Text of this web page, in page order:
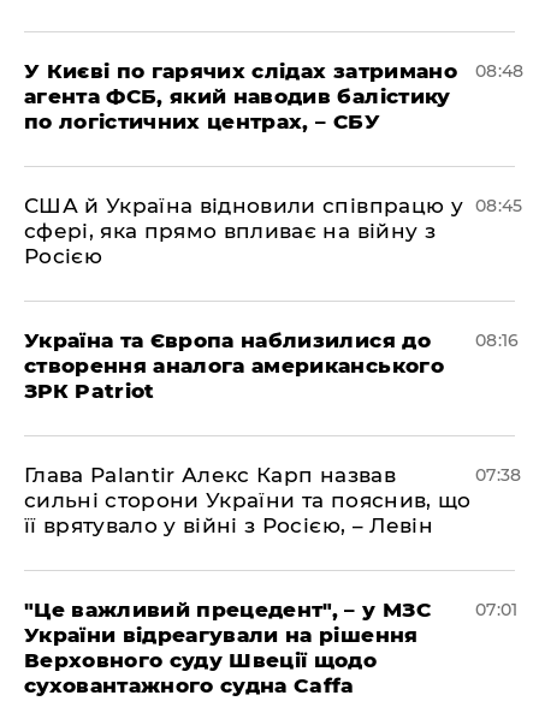
У Києві по гарячих слідах затримано
агента ФСБ, який наводив балістику
по логістичних центрах, – СБУ
08:48
США й Україна відновили співпрацю у
сфері, яка прямо впливає на війну з
Росією
08:45
Україна та Європа наблизилися до
створення аналога американського
ЗРК Patriot
08:16
Глава Palantir Алекс Карп назвав
сильні сторони України та пояснив, що
її врятувало у війні з Росією, – Левін
07:38
"Це важливий прецедент", – у МЗС
України відреагували на рішення
Верховного суду Швеції щодо
суховантажного судна Caffa
07:01